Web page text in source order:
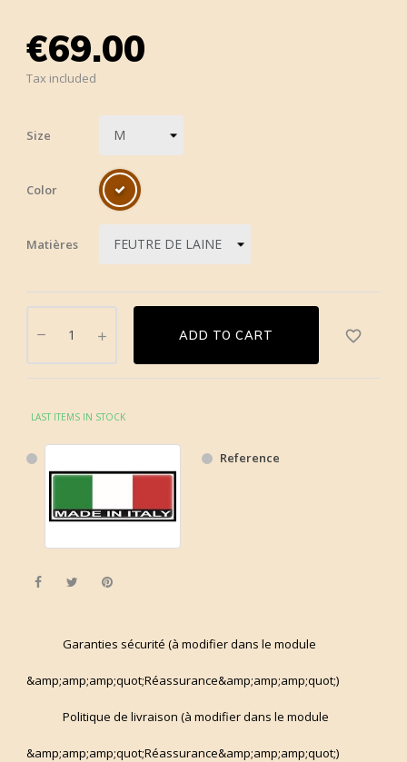
€69.00
Tax included
Size
Color
Matières
ADD TO CART favorite_border
LAST ITEMS IN STOCK
Reference
Share Tweet
Garanties sécurité (à modifier dans le module
&amp;amp;amp;quot;Réassurance&amp;amp;amp;quot;)
Politique de livraison (à modifier dans le module
&amp;amp;amp;quot;Réassurance&amp;amp;amp;quot;)